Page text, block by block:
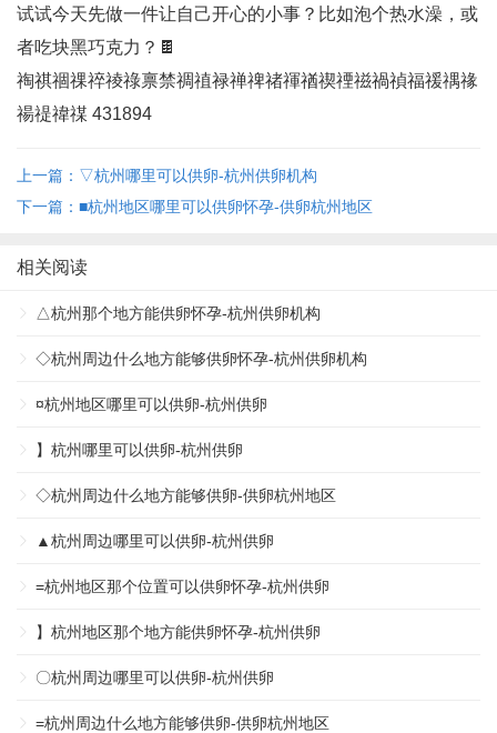
试试今天先做一件让自己开心的小事？比如泡个热水澡，或
者吃块黑巧克力？🍫
祹祺祻祼祽祾祿禀禁禂禃禄禅禆禇禈禉禊禋禌禍禎福禐禑禒
禓禔禕禖 431894
上一篇：▽杭州哪里可以供卵-杭州供卵机构
下一篇：■杭州地区哪里可以供卵怀孕-供卵杭州地区
相关阅读
△杭州那个地方能供卵怀孕-杭州供卵机构
◇杭州周边什么地方能够供卵怀孕-杭州供卵机构
¤杭州地区哪里可以供卵-杭州供卵
】杭州哪里可以供卵-杭州供卵
◇杭州周边什么地方能够供卵-供卵杭州地区
▲杭州周边哪里可以供卵-杭州供卵
=杭州地区那个位置可以供卵怀孕-杭州供卵
】杭州地区那个地方能供卵怀孕-杭州供卵
〇杭州周边哪里可以供卵-杭州供卵
=杭州周边什么地方能够供卵-供卵杭州地区